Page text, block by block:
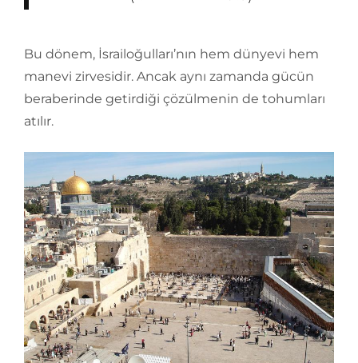
Bu dönem, İsrailoğulları’nın hem dünyevi hem
manevi zirvesidir. Ancak aynı zamanda gücün
beraberinde getirdiği çözülmenin de tohumları
atılır.